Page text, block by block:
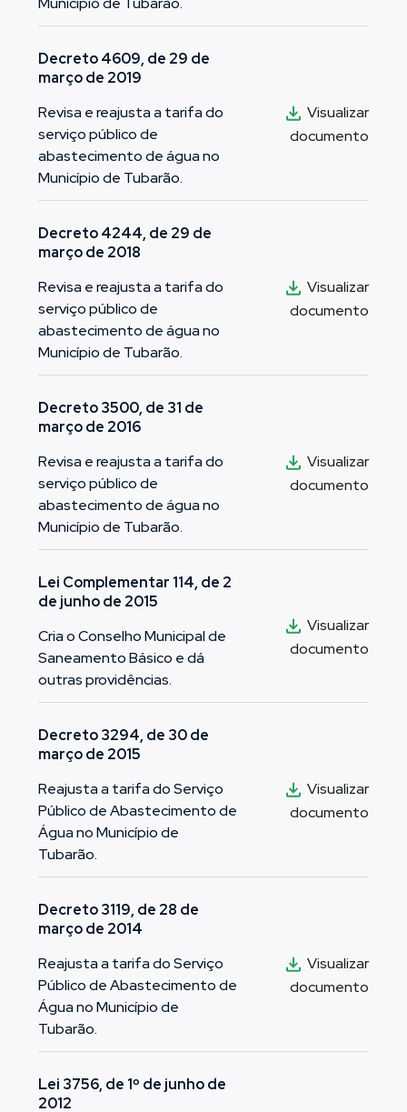
Decreto 4609, de 29 de
março de 2019
Revisa e reajusta a tarifa do
serviço público de
abastecimento de água no
Município de Tubarão.
Visualizar
documento
Decreto 4244, de 29 de
março de 2018
Revisa e reajusta a tarifa do
serviço público de
abastecimento de água no
Município de Tubarão.
Visualizar
documento
Decreto 3500, de 31 de
março de 2016
Revisa e reajusta a tarifa do
serviço público de
abastecimento de água no
Município de Tubarão.
Visualizar
documento
Lei Complementar 114, de 2
de junho de 2015
Cria o Conselho Municipal de
Saneamento Básico e dá
outras providências.
Visualizar
documento
Decreto 3294, de 30 de
março de 2015
Reajusta a tarifa do Serviço
Público de Abastecimento de
Água no Município de
Tubarão.
Visualizar
documento
Decreto 3119, de 28 de
março de 2014
Reajusta a tarifa do Serviço
Público de Abastecimento de
Água no Município de
Tubarão.
Visualizar
documento
Lei 3756, de 1º de junho de
2012